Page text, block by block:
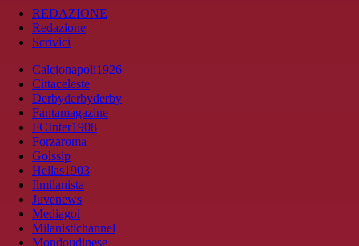
REDAZIONE
Redazione
Scrivici
Calcionapoli1926
Cittaceleste
Derbyderbyderby
Fantamagazine
FCInter1908
Forzaroma
Golssip
Hellas1903
Ilmilanista
Juvenews
Mediagol
Milanistichannel
Mondoudinese